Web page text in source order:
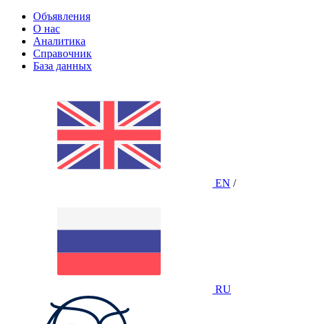
Объявления
О нас
Аналитика
Справочник
База данных
EN /
RU